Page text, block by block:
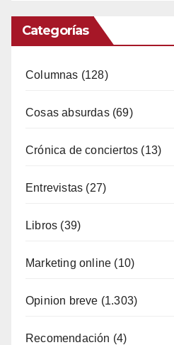
Categorías
Columnas (128)
Cosas absurdas(69)
Crónica de conciertos (13)
Entrevistas (27)
Libros (39)
Marketing online (10)
Opinion breve (1.303)
Recomendación (4)